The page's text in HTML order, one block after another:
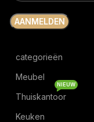
categorieën
Meubel
Thuiskantoor
NIEUW
Keuken